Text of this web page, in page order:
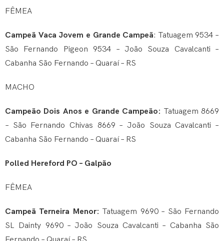
FÊMEA
Campeã Vaca Jovem e Grande Campeã: Tatuagem 9534 –
São Fernando Pigeon 9534 – João Souza Cavalcanti –
Cabanha São Fernando – Quaraí – RS
MACHO
Campeão Dois Anos e Grande Campeão: Tatuagem 8669
– São Fernando Chivas 8669 – João Souza Cavalcanti –
Cabanha São Fernando – Quaraí – RS
Polled Hereford PO – Galpão
FÊMEA
Campeã Terneira Menor:Tatuagem 9690 – São Fernando
SL Dainty 9690 – João Souza Cavalcanti – Cabanha São